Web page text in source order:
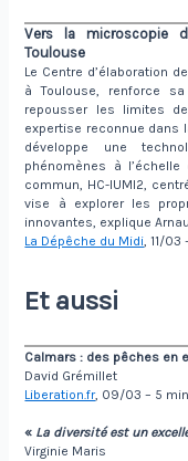
Vers la microscopie
Toulouse
Le Centre d’élaboration
à Toulouse, renforce
repousser les limites
expertise reconnue dans
développe une
phénomènes à
commun, HC-IUMI2,
vise à explorer les
innovantes, explique
La Dépêche du Midi , 11/
Et aussi
Calmars : des pêches en
David Grémillet
Liberation.fr, 09/03 – 5 min
« La diversité est un
Virginie Maris